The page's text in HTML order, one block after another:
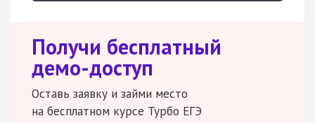
Получи бесплатный
демо-доступ
Оставь заявку и займи место
на бесплатном курсе Турбо ЕГЭ